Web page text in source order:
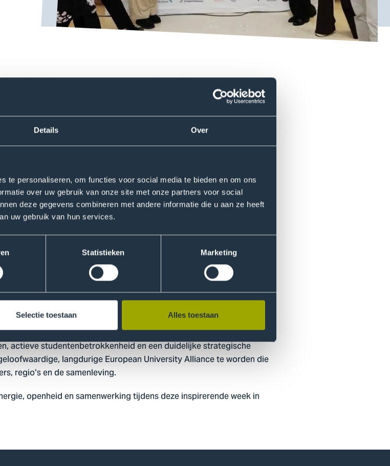
Details Over
te personaliseren, om functies voor social media te bieden en om ons
over uw gebruik van onze site met onze partners voor social
deze gegevens combineren met andere informatie die u aan ze heeft
uw gebruik van hun services.
Statistieken Marketing
Selectie toestaan Alles toestaan
Alliance brengt ons een stap dichterbij onze doelen, maar
board maakten we echt een sprong. Afgelopen week in Malaga
hoever UNINOVIS is gekomen. Samen met mijn collega bestuurders
tot concrete strategische beslissingen. Met actieve
koppeling tussen onderwijs, onderzoek en innovatie, beweegt de
Research Conference en de DiPYUA Workshop plaats, waar we
platforms bespraken. Tijdens deze activiteiten versterkten we de
en maatschappelijke impact, en openden veelbelovende
halfgeleiders, data science & AI, ondernemerschap, voedselsystemen
actieve studentenbetrokkenheid en een duidelijke strategische
langdurige European University Alliance te worden die
regio’s en de samenleving.
openheid en samenwerking tijdens deze inspirerende week in